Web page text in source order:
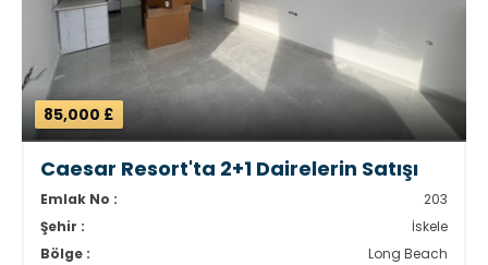
85,000 £
Caesar Resort'ta 2+1 Dairelerin Satışı
Emlak No :
203
Şehir :
İskele
Bölge :
Long Beach